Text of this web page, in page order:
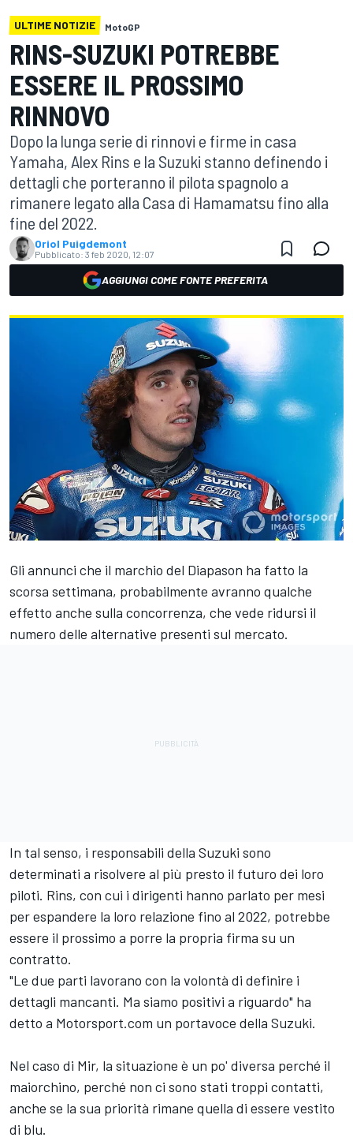
ULTIME NOTIZIE MotoGP
RINS-SUZUKI POTREBBE
ESSERE IL PROSSIMO
RINNOVO
Dopo la lunga serie di rinnovi e firme in casa
Yamaha, Alex Rins e la Suzuki stanno definendo i
dettagli che porteranno il pilota spagnolo a
rimanere legato alla Casa di Hamamatsu fino alla
fine del 2022.
Oriol Puigdemont
Pubblicato: 3 feb 2020, 12:07
AGGIUNGI COME FONTE PREFERITA
Gli annunci che il marchio del Diapason ha fatto la
scorsa settimana, probabilmente avranno qualche
effetto anche sulla concorrenza, che vede ridursi il
numero delle alternative presenti sul mercato.
In tal senso, i responsabili della Suzuki sono
determinati a risolvere al più presto il futuro dei loro
piloti. Rins, con cui i dirigenti hanno parlato per mesi
per espandere la loro relazione fino al 2022, potrebbe
essere il prossimo a porre la propria firma su un
contratto.
"Le due parti lavorano con la volontà di definire i
dettagli mancanti. Ma siamo positivi a riguardo" ha
detto a Motorsport.com un portavoce della Suzuki.
Nel caso di Mir, la situazione è un po' diversa perché il
maiorchino, perché non ci sono stati troppi contatti,
anche se la sua priorità rimane quella di essere vestito
di blu.